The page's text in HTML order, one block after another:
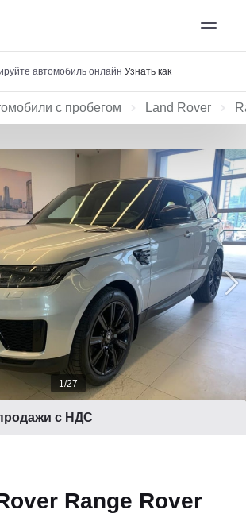
автомобиль онлайн Узнать как
с пробегом Land Rover
1/27
с НДС
Range Rover